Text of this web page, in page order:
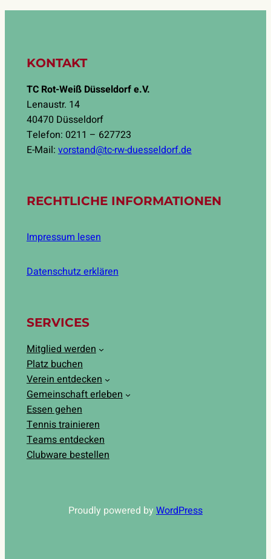
KONTAKT
TC Rot-Weiß Düsseldorf e.V.
Lenaustr. 14
40470 Düsseldorf
Telefon: 0211 – 627723
E-Mail: vorstand@tc-rw-duesseldorf.de
RECHTLICHE INFORMATIONEN
Impressum lesen
Datenschutz erklären
SERVICES
Mitglied werden
Platz buchen
Verein entdecken
Gemeinschaft erleben
Essen gehen
Tennis trainieren
Teams entdecken
Clubware bestellen
Proudly powered by WordPress